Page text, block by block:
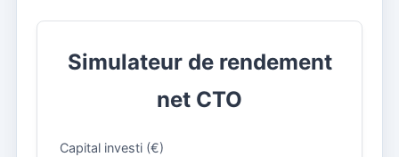
Simulateur de rendement
net CTO
Capital investi (€)